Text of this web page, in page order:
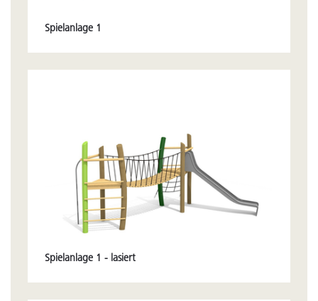
Spielanlage 1
Spielanlage 1 - lasiert